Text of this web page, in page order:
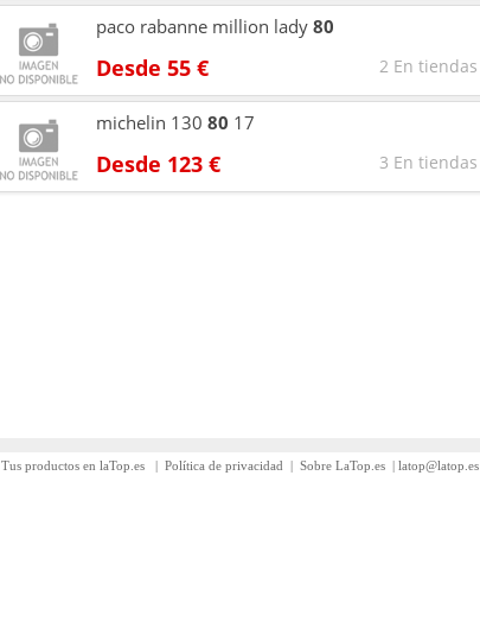
Desde 55 € 2 En tiendas
paco rabanne million lady 80
Desde 123 € 3 En tiendas
michelin 130 80 17
Tus productos en laTop.es | Política de privacidad | Sobre LaTop.es| latop@latop.es